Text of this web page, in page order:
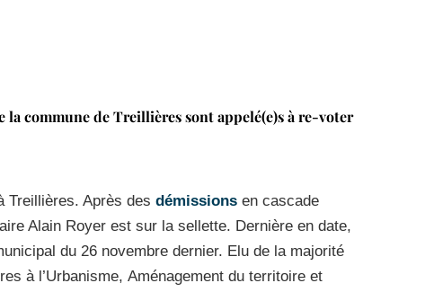
la commune de Treillières sont appelé(e)s à re-voter
Treillières. Après des démissions en cascade
Alain Royer est sur la sellette. Dernière en date,
du 26 novembre dernier. Elu de la majorité
à l’Urbanisme, Aménagement du territoire et